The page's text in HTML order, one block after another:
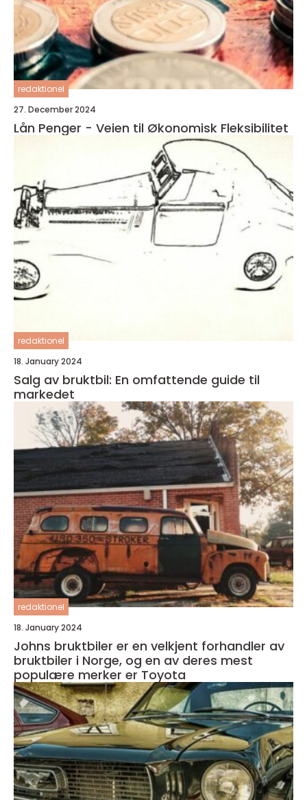
redaktionel
27. December 2024
Lån Penger - Veien til Økonomisk Fleksibilitet
redaktionel
18. January 2024
Salg av bruktbil: En omfattende guide til
markedet
redaktionel
18. January 2024
Johns bruktbiler er en velkjent forhandler av
bruktbiler i Norge, og en av deres mest
populære merker er Toyota